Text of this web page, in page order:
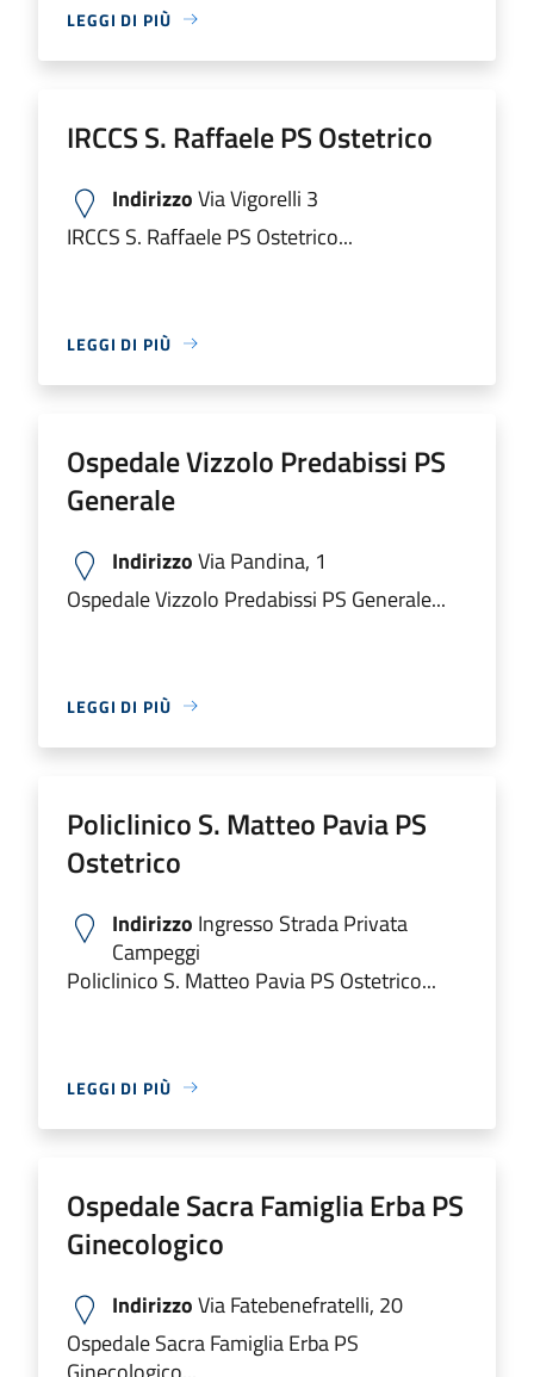
LEGGI DI PIÙ
IRCCS S. Raffaele PS Ostetrico
IndirizzoVia Vigorelli 3
IRCCS S. Raffaele PS Ostetrico...
LEGGI DI PIÙ
Ospedale Vizzolo Predabissi PS
Generale
IndirizzoVia Pandina, 1
Ospedale Vizzolo Predabissi PS Generale...
LEGGI DI PIÙ
Policlinico S. Matteo Pavia PS
Ostetrico
Indirizzo Ingresso Strada Privata
Campeggi
Policlinico S. Matteo Pavia PS Ostetrico...
LEGGI DI PIÙ
Ospedale Sacra Famiglia Erba PS
Ginecologico
IndirizzoVia Fatebenefratelli, 20
Ospedale Sacra Famiglia Erba PS